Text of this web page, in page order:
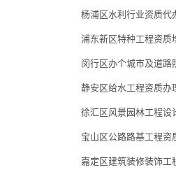
杨浦区水利行业资质代
浦东新区特种工程资质
静安区给水工程资质办
徐汇区风景园林工程设
宝山区公路路基工程资
嘉定区建筑装修装饰工